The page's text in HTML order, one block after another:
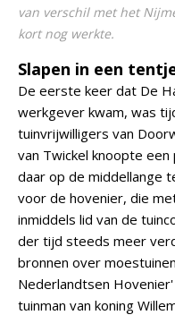
van verschil met het
kort nog werkte.
Slapen in een
De eerste keer dat De
werkgever kwam, was
tuinvrijwilligers van
van Twickel knoopte
daar op de middellange
voor de hovenier, die
inmiddels lid van de
der tijd steeds meer
bronnen over
Nederlandtsen Hovenier'
tuinman van koning